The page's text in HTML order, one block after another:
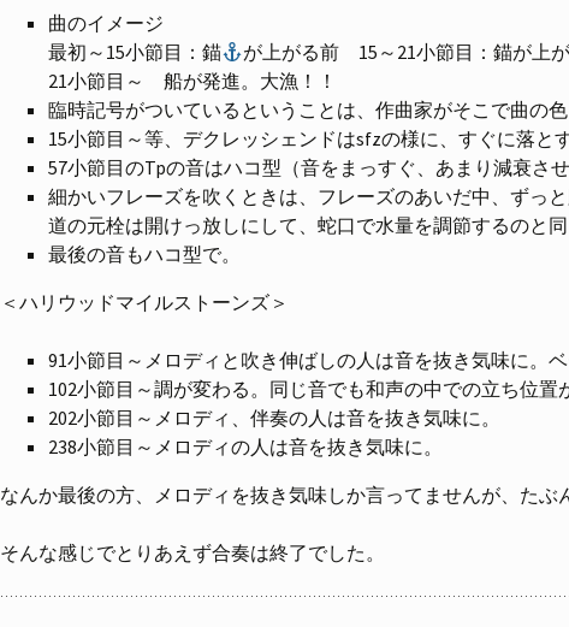
曲のイメージ
最初～15小節目：錨
が上がる前 15～21小節目：錨が上
21小節目～ 船が発進。大漁！！
臨時記号がついているということは、作曲家がそこで曲の
15小節目～等、デクレッシェンドはsfzの様に、すぐに落と
57小節目のTpの音はハコ型（音をまっすぐ、あまり減衰させ
細かいフレーズを吹くときは、フレーズのあいだ中、ずっ
道の元栓は開けっ放しにして、蛇口で水量を調節するのと
最後の音もハコ型で。
＜ハリウッドマイルストーンズ＞
91小節目～メロディと吹き伸ばしの人は音を抜き気味に。ベ
102小節目～調が変わる。同じ音でも和声の中での立ち位置
202小節目～メロディ、伴奏の人は音を抜き気味に。
238小節目～メロディの人は音を抜き気味に。
なんか最後の方、メロディを抜き気味しか言ってませんが、たぶ
そんな感じでとりあえず合奏は終了でした。